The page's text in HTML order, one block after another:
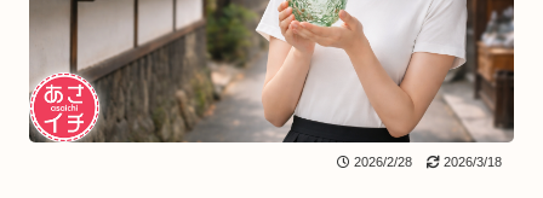
2026/2/28 2026/3/18